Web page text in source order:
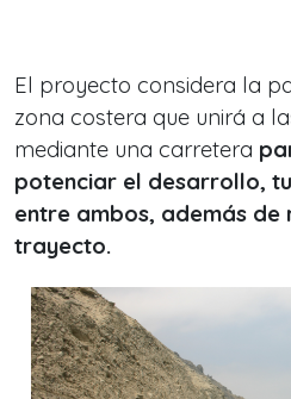
El proyecto considera la
zona costera que unirá a
mediante una carretera
potenciar el desarrollo,
entre ambos, además
trayecto.